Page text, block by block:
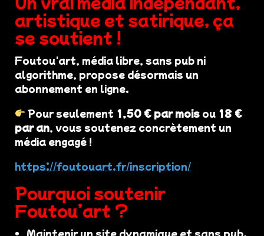
artistique et satirique, ça
se soutient !
Foutou'art, média libre, sans pub ni
algorithme, propose désormais un
abonnement en ligne.
Pour seulement 1,50 € par mois ou 18 €
par an, vous soutenez concrètement un
média engagé !
https://foutouart.fr/inscription/
Pourquoi soutenir
Foutou’art ?
Maintenir un site dynamique et sans pub.